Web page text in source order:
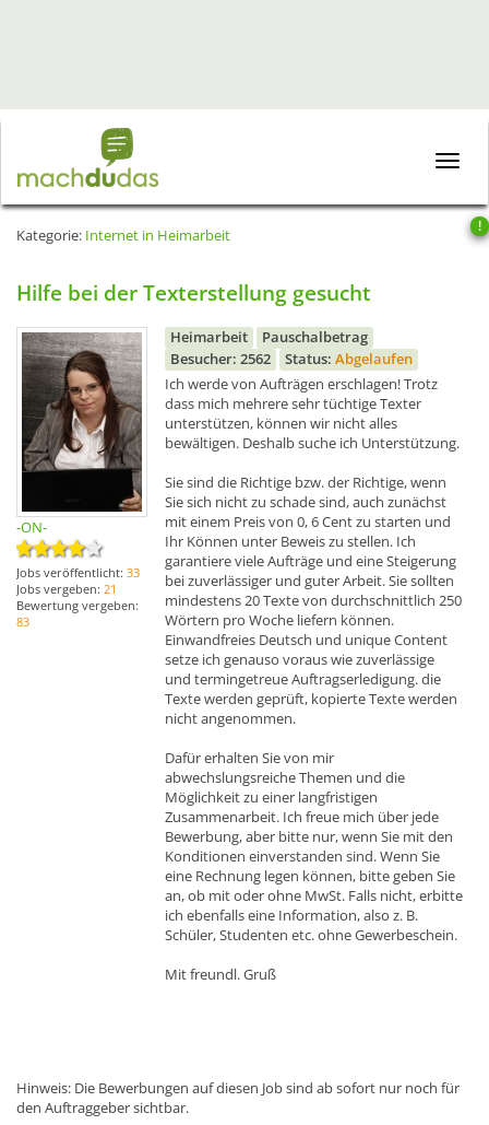
Toggle
!
Kategorie: Internet in Heimarbeit
Hilfe bei der Texterstellung gesucht
-ON-
Jobs veröffentlicht: 33
Jobs vergeben: 21
Bewertung vergeben:
83
Heimarbeit
Pauschalbetrag
Besucher: 2562
Status: Abgelaufen
Ich werde von Aufträgen erschlagen! Trotz
dass mich mehrere sehr tüchtige Texter
unterstützen, können wir nicht alles
bewältigen. Deshalb suche ich Unterstützung.
Sie sind die Richtige bzw. der Richtige, wenn
Sie sich nicht zu schade sind, auch zunächst
mit einem Preis von 0, 6 Cent zu starten und
Ihr Können unter Beweis zu stellen. Ich
garantiere viele Aufträge und eine Steigerung
bei zuverlässiger und guter Arbeit. Sie sollten
mindestens 20 Texte von durchschnittlich 250
Wörtern pro Woche liefern können.
Einwandfreies Deutsch und unique Content
setze ich genauso voraus wie zuverlässige
und termingetreue Auftragserledigung. die
Texte werden geprüft, kopierte Texte werden
nicht angenommen.
Dafür erhalten Sie von mir
abwechslungsreiche Themen und die
Möglichkeit zu einer langfristigen
Zusammenarbeit. Ich freue mich über jede
Bewerbung, aber bitte nur, wenn Sie mit den
Konditionen einverstanden sind. Wenn Sie
eine Rechnung legen können, bitte geben Sie
an, ob mit oder ohne MwSt. Falls nicht, erbitte
ich ebenfalls eine Information, also z. B.
Schüler, Studenten etc. ohne Gewerbeschein.
Mit freundl. Gruß
Hinweis: Die Bewerbungen auf diesen Job sind ab sofort nur noch für
den Auftraggeber sichtbar.